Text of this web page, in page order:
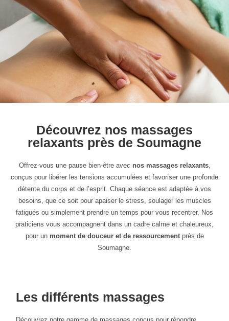
Découvrez nos massages
relaxants près de Soumagne
Offrez-vous une pause bien-être avec nos massages relaxants,
conçus pour libérer les tensions accumulées et favoriser une profonde
détente du corps et de l’esprit. Chaque séance est adaptée à vos
besoins, que ce soit pour apaiser le stress, soulager les muscles
fatigués ou simplement prendre un temps pour vous recentrer. Nos
praticiens vous accompagnent dans un cadre calme et chaleureux,
pour un moment de douceur et de ressourcementprès de
Soumagne.
Les différents massages